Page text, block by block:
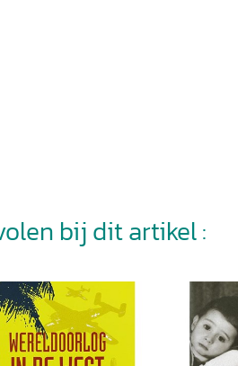
bij dit artikel :